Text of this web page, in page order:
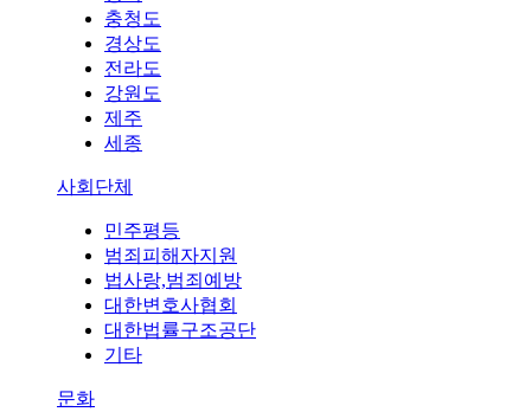
충청도
경상도
전라도
강원도
제주
세종
사회단체
민주평등
범죄피해자지원
법사랑,범죄예방
대한변호사협회
대한법률구조공단
기타
문화